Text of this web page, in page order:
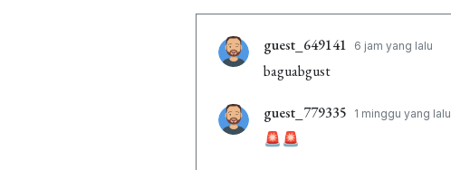
guest_649141 6 jam yang lalu
baguabgust
guest_779335 1 minggu yang lalu
🚨🚨